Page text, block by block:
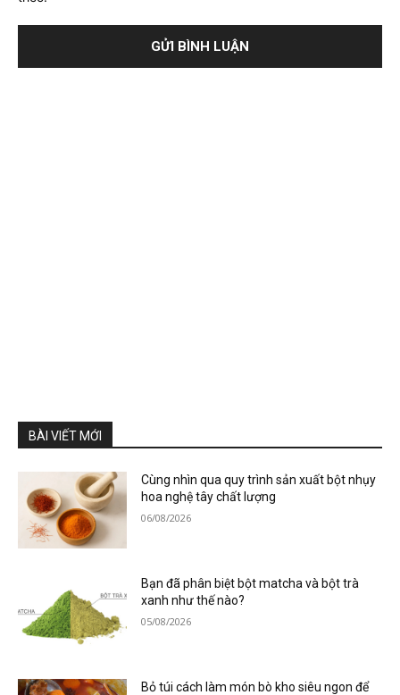
BÀI VIẾT MỚI
Cùng nhìn qua quy trình sản xuất bột nhụy
hoa nghệ tây chất lượng
06/08/2026
Bạn đã phân biệt bột matcha và bột trà
xanh như thế nào?
05/08/2026
Bỏ túi cách làm món bò kho siêu ngon để